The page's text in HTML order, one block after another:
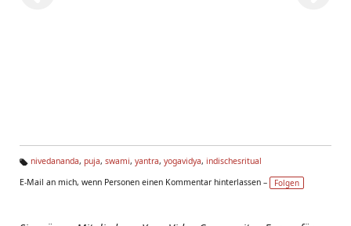
g
nivedananda, puja, swami, yantra, yogavidya, indischesritual
E-Mail an mich, wenn Personen einen Kommentar hinterlassen –
Folgen